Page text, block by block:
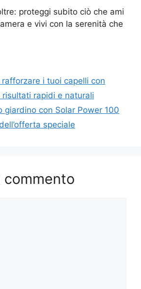
proteggi subito ciò che ami
e vivi con la serenità che
rafforzare i tuoi capelli con
risultati rapidi e naturali
giardino con Solar Power 100
speciale
commento